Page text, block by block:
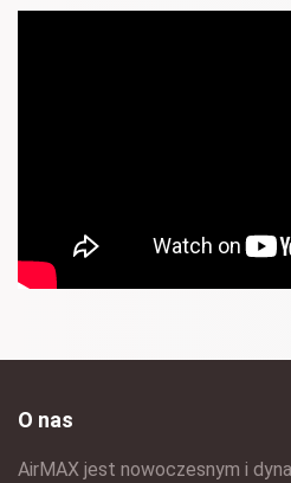
O nas
AirMAX jest nowoczesnym i